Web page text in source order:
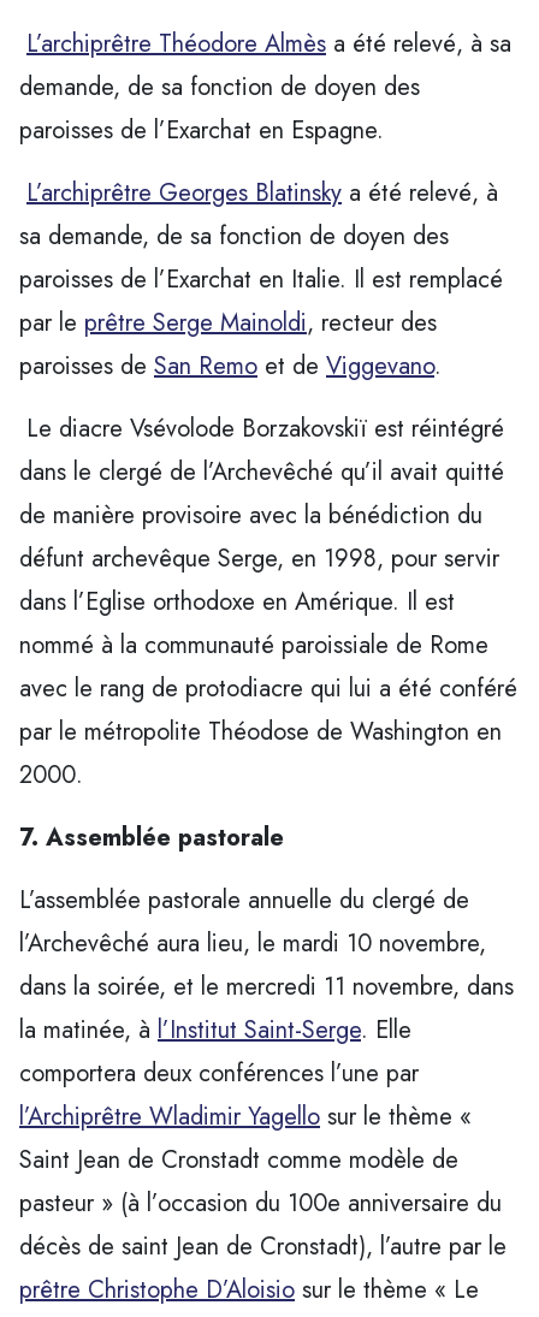
L’archiprêtre Théodore Almès a été relevé, à sa
demande, de sa fonction de doyen des
paroisses de l’Exarchat en Espagne.
L’archiprêtre Georges Blatinsky a été relevé, à
sa demande, de sa fonction de doyen des
paroisses de l’Exarchat en Italie. Il est remplacé
par le prêtre Serge Mainoldi, recteur des
paroisses de San Remo et de Viggevano.
 Le diacre Vsévolode Borzakovskiï est réintégré
dans le clergé de l’Archevêché qu’il avait quitté
de manière provisoire avec la bénédiction du
défunt archevêque Serge, en 1998, pour servir
dans l’Eglise orthodoxe en Amérique. Il est
nommé à la communauté paroissiale de Rome
avec le rang de protodiacre qui lui a été conféré
par le métropolite Théodose de Washington en
2000.
7. Assemblée pastorale
L’assemblée pastorale annuelle du clergé de
l’Archevêché aura lieu, le mardi 10 novembre,
dans la soirée, et le mercredi 11 novembre, dans
la matinée, à l’Institut Saint-Serge. Elle
comportera deux conférences l’une par
l’Archiprêtre Wladimir Yagello sur le thème «
Saint Jean de Cronstadt comme modèle de
pasteur » (à l’occasion du 100e anniversaire du
décès de saint Jean de Cronstadt), l’autre par le
prêtre Christophe D’Aloisio sur le thème « Le